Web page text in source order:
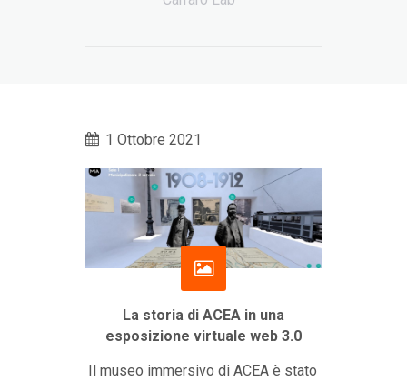
1 Ottobre 2021
La storia di ACEA in una
esposizione virtuale web 3.0
Il museo immersivo di ACEA è stato